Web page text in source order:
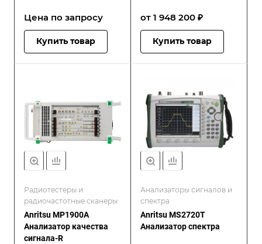
Цена по запросу
Купить товар
от 1 948 200 ₽
Купить товар
Радиотестеры и
радиочастотные сканеры
Anritsu MP1900A
Анализатор качества
сигнала-R
Анализаторы сигналов и
спектра
Anritsu MS2720T
Анализатор спектра